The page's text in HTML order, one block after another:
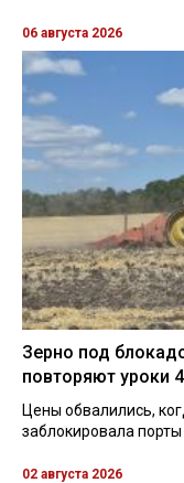
06 августа 2026
Зерно под
повторяют уроки
Цены обвалились,
заблокировала порты
02 августа 2026